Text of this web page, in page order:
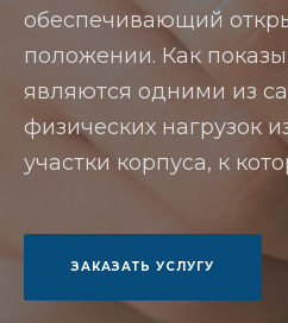
обеспечивающий
положении. Как
являются одними из
физических нагрузок
участки корпуса, к
ЗАКАЗАТЬ УСЛУГУ